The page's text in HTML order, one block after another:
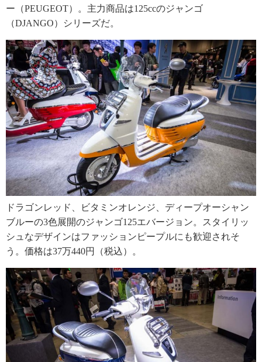
ー（PEUGEOT）。主力商品は125ccのジャンゴ
（DJANGO）シリーズだ。
ドラゴンレッド、ビタミンオレンジ、ディープオーシャン
ブルーの3色展開のジャンゴ125エバージョン。スタイリッ
シュなデザインはファッションピープルにも歓迎されそ
う。価格は37万440円（税込）。